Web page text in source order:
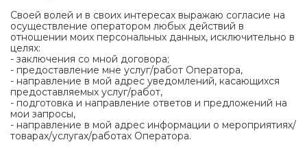
Своей волей и в своих интересах выражаю согласие на
осуществление оператором любых действий в
отношении моих персональных данных, исключительно в
целях:
- заключения со мной договора;
- предоставление мне услуг/работ Оператора,
- направление в мой адрес уведомлений, касающихся
предоставляемых услуг/работ,
- подготовка и направление ответов и предложений на
мои запросы,
- направление в мой адрес информации о мероприятиях/
товарах/услугах/работах Оператора.